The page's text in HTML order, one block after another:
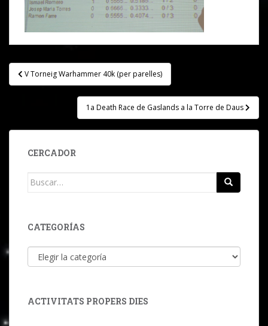
Navegación
de
V Torneig Warhammer 40k (per parelles)
1a Death Race de Gaslands a la Torre de Daus
CERCADOR
Buscar:
CATEGORÍAS
Categorías
ACTIVITATS PROPERS DIES